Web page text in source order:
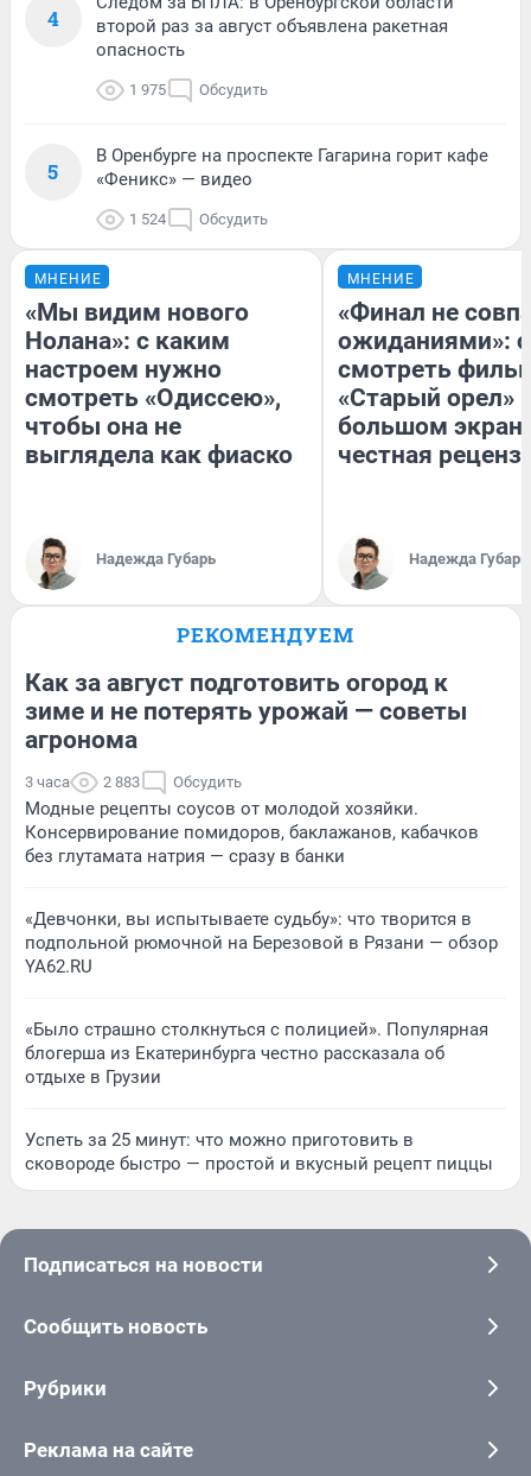
4
второй раз за август объявлена ракетная
опасность
1 975 Обсудить
5
В Оренбурге на проспекте Гагарина горит кафе
«Феникс» — видео
1 524 Обсудить
МНЕНИЕ
«Мы видим нового
Нолана»: с каким
настроем нужно
смотреть «Одиссею»,
чтобы она не
выглядела как фиаско
Надежда Губарь
МНЕНИЕ
«Финал не
ожиданиями»:
смотреть
«Старый орел»
большом
честная
Надежда Губарь
РЕКОМЕНДУЕМ
Как за август подготовить огород к
зиме и не потерять урожай — советы
агронома
3 часа 2 883 Обсудить
Модные рецепты соусов от молодой хозяйки.
Консервирование помидоров, баклажанов, кабачков
без глутамата натрия — сразу в банки
«Девчонки, вы испытываете судьбу»: что творится в
подпольной рюмочной на Березовой в Рязани — обзор
YA62.RU
«Было страшно столкнуться с полицией». Популярная
блогерша из Екатеринбурга честно рассказала об
отдыхе в Грузии
Успеть за 25 минут: что можно приготовить в
сковороде быстро — простой и вкусный рецепт пиццы
Подписаться на новости
Сообщить новость
Рубрики
Реклама на сайте